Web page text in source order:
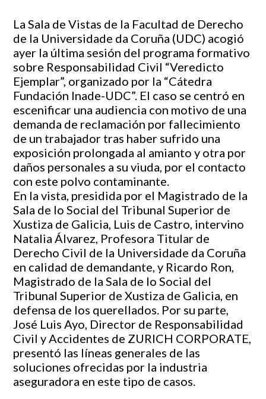
La Sala de Vistas de la Facultad de Derecho
de la Universidade da Coruña (UDC) acogió
ayer la última sesión del programa formativo
sobre Responsabilidad Civil “Veredicto
Ejemplar”, organizado por la “Cátedra
Fundación Inade-UDC”. El caso se centró en
escenificar una audiencia con motivo de una
demanda de reclamación por fallecimiento
de un trabajador tras haber sufrido una
exposición prolongada al amianto y otra por
daños personales a su viuda, por el contacto
con este polvo contaminante.
En la vista, presidida por el Magistrado de la
Sala de lo Social del Tribunal Superior de
Xustiza de Galicia, Luis de Castro, intervino
Natalia Álvarez, Profesora Titular de
Derecho Civil de la Universidade da Coruña
en calidad de demandante, y Ricardo Ron,
Magistrado de la Sala de lo Social del
Tribunal Superior de Xustiza de Galicia, en
defensa de los querellados. Por su parte,
José Luis Ayo, Director de Responsabilidad
Civil y Accidentes de ZURICH CORPORATE,
presentó las líneas generales de las
soluciones ofrecidas por la industria
aseguradora en este tipo de casos.